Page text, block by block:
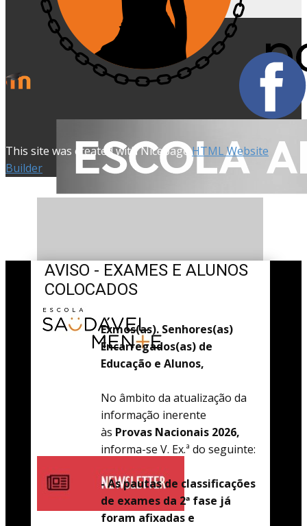
This site was created with NicepageHTML Website
Builder
AVISO - EXAMES E ALUNOS
COLOCADOS
Exmos(as). Senhores(as)
Encarregados(as) de
Educação e Alunos,
No âmbito da atualização da
informação inerente
às Provas Nacionais 2026,
informa-se V. Ex.ª do seguinte:
- As pautas de classificações
de exames da 2ª fase já
foram afixadas e